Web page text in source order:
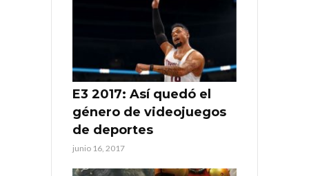
E3 2017: Así quedó el
género de videojuegos
de deportes
junio 16, 2017